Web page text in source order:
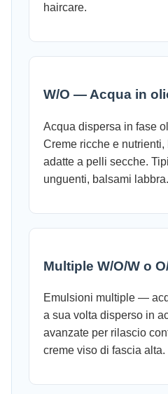
haircare.
W/O — Acqua in
Acqua dispersa in fase
Creme ricche e
adatte a pelli secche.
unguenti, balsami labbra.
Multiple W/O/W o
Emulsioni multiple —
a sua volta disperso in
avanzate per rilascio
creme viso di fascia alta.